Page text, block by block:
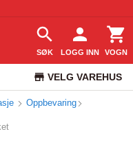
SØK LOGG INN VOGN
VELG VAREHUS
KUNDESERVICE
Oppbevaring